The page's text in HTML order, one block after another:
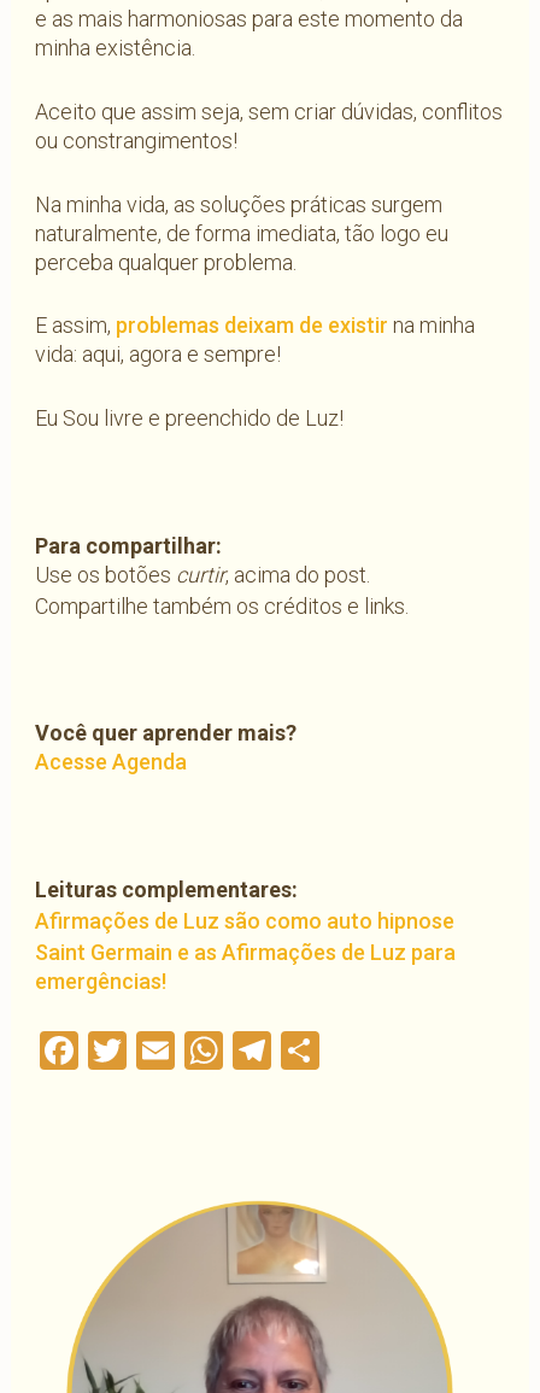
e as mais harmoniosas para este momento da
minha existência.
Aceito que assim seja, sem criar dúvidas, conflitos
ou constrangimentos!
Na minha vida, as soluções práticas surgem
naturalmente, de forma imediata, tão logo eu
perceba qualquer problema.
E assim, problemas deixam de existir na minha
vida: aqui, agora e sempre!
Eu Sou livre e preenchido de Luz!
Para compartilhar:
Use os botões curtir, acima do post.
Compartilhe também os créditos e links.
Você quer aprender mais?
Acesse Agenda
Leituras complementares:
Afirmações de Luz são como auto hipnose
Saint Germain e as Afirmações de Luz para
emergências!
Facebook
Twitter
EmailWhatsApp
Telegram